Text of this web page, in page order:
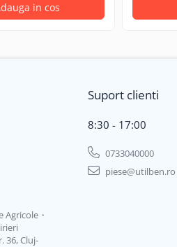
in cos
・
36, Cluj-
Suport clienti
8:30 - 17:00
0733040000
piese@utilben.ro